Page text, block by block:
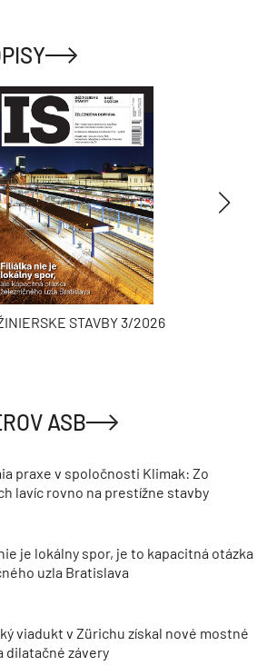
STAVBY 3/2026
ASB
praxe v spoločnosti Klimak: Zo
lavíc rovno na prestížne stavby
je lokálny spor, je to kapacitná otázka
uzla Bratislava
viadukt v Zürichu získal nové mostné
dilatačné závery